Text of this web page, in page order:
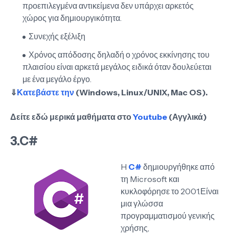
προεπιλεγμένα αντικείμενα δεν υπάρχει αρκετός
χώρος για δημιουργικότητα.
Συνεχής εξέλιξη
Χρόνος απόδοσης δηλαδή ο χρόνος εκκίνησης του
πλαισίου είναι αρκετά μεγάλος ειδικά όταν δουλεύεται
με ένα μεγάλο έργο.
⇓Κατεβάστε την (Windows, Linux/UNIX, Mac OS).
Δείτε εδώ μερικά μαθήματα στοYoutube (Αγγλικά)
3.C#
H C# δημιουργήθηκε από
τη Microsoft και
κυκλοφόρησε το 2001.Είναι
μια γλώσσα
προγραμματισμού γενικής
χρήσης,